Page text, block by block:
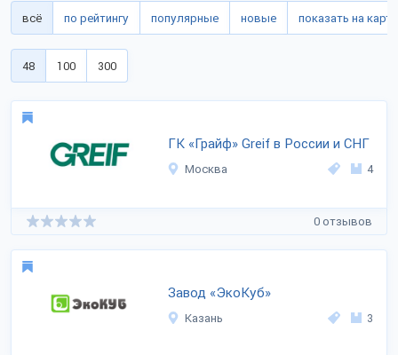
всё по рейтингу популярные новые показать на карте
48 100 300
ГК «Грайф» Greif в России и СНГ
Москва 4
0 отзывов
Завод «ЭкоКуб»
Казань 3